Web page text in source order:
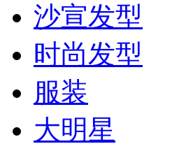
沙宣发型
时尚发型
服装
大明星